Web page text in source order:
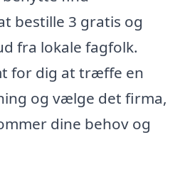
bestille 3 gratis og
fra lokale fagfolk.
for dig at træffe en
og vælge det firma,
dine behov og